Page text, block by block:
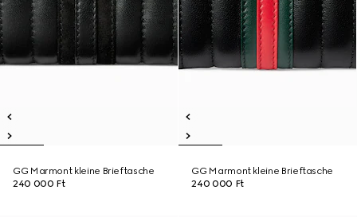
GG Marmont kleine Brieftasche
240 000 Ft
GG Marmont kleine Brieftasche
240 000 Ft